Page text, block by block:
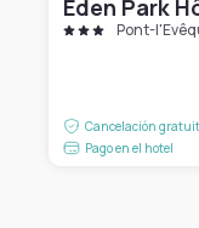
Eden Park
Pont-
Cancelación
Pago en el hotel